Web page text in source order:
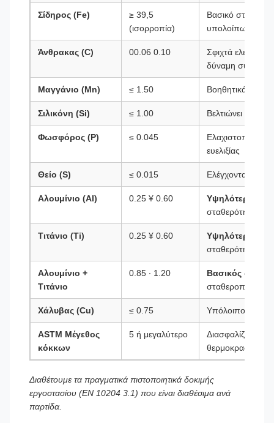
Σίδηρος (Fe)
≥ 39,5
(ισορροπία)
Βασικό στοιχείο,
υπολοίπων
Άνθρακας (C) 00.06 0.10
Σφιχτά
δύναμη
Μαγγάνιο (Mn) ≤ 1.50 Βοηθητικά στην
Σιλικόνη (Si) ≤ 1.00 Βελτιώνει την
Φωσφόρος (P) ≤ 0.045
ευελιξίας
Θείο (S) ≤ 0.015 Ελέγχονται για
Αλουμίνιο (Al) 0.25 ¥ 0.60
Υψηλότερο
σταθερότητα
Τιτάνιο (Ti) 0.25 ¥ 0.60
Υψηλότερο
σταθερότητα
Αλουμίνιο +
Τιτάνιο
0.85 ∙ 1.20
Βασικός
σταθεροποίηση
Χάλυβας (Cu) ≤ 0.75 Υπόλοιπο
ASTM Μέγεθος
κόκκων
5 ή μεγαλύτερο
Διασφαλίζει
θερμοκρασίες
Διαθέτουμε τα πραγματικά πιστοποιητικά δοκιμής
εργοστασίου (EN 10204 3.1) που είναι διαθέσιμα ανά
παρτίδα.